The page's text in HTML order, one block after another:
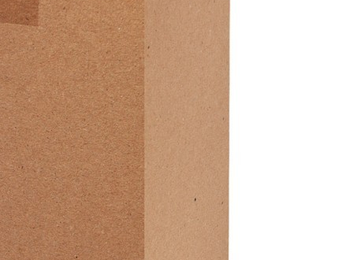
Вес
0.889 кг
Объем
0.003024 л
Производитель
Chaozhou Yang Cheng Ceramics Co., Ltd.
Материал
тонкая керамика
Страна
Китай
Категория
Вазы декоративные
Длина коробки
0,12
Ширина коробки 0,12
Высота коробки
0,21
Бренд
Bronco
Рассказать друзьям!
Купить Ваза 10,5*10,5*20 см Bronco (112-627)
Артикул: 112-627(U)
В наличии